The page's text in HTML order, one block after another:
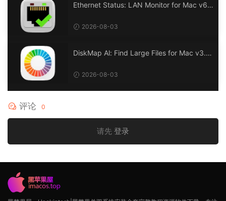
Ethernet Status: LAN Monitor for Mac v6.
2026-08-03
DiskMap Al: Find Large Files for Mac v3.1
2026-08-03
评论 0
请先 登录